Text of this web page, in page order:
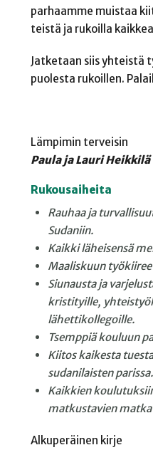
parhaamme muistaa
teistä ja rukoilla
Jatketaan siis yhteistä
puolesta rukoillen.
Lämpimin terveisin
Paula ja Lauri Heikkilä
Rukousaiheita
Rauhaa ja
Sudaniin.
Kaikki läheisensä
Maaliskuun
Siunausta ja
kristityille,
lähettikollegoille.
Tsemppiä kouluun
Kiitos kaikesta
sudanilaisten parissa.
Kaikkien
matkustavien
Alkuperäinen kirje